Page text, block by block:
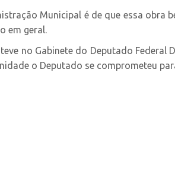
Municipal é de que essa obra
em geral.
no Gabinete do Deputado Federal
o Deputado se comprometeu